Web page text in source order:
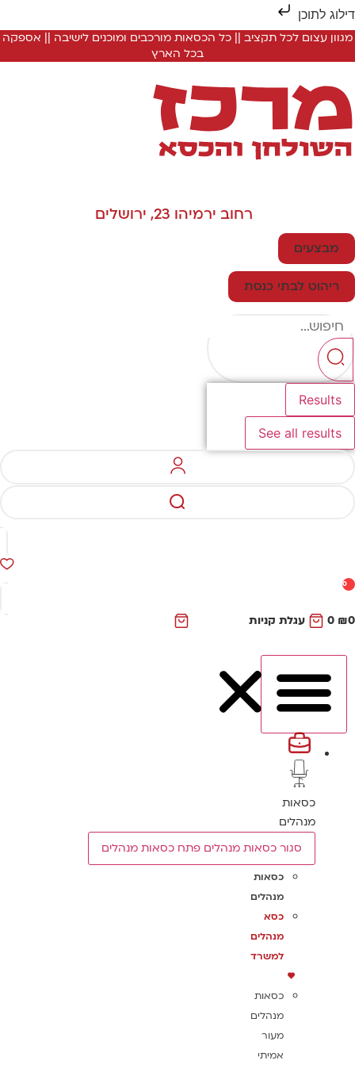
לתוכן
מגוון עצום לכל תקציב || כל הכסאות מורכבים ומוכנים לישיבה || אספקה
בכל הארץ
רחוב ירמיהו 23, ירושלים
מבצעים
ריהוט לבתי כנסת
Results
See all results
0
₪
0 עגלת קניות
כסאות
מנהלים
סגור כסאות מנהלים פתח כסאות מנהלים
כסאות
מנהלים
כסא
מנהלים
למשרד
כסאות
מנהלים
מעור
אמיתי